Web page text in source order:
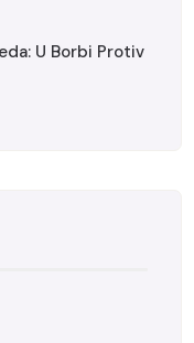
U Borbi Protiv